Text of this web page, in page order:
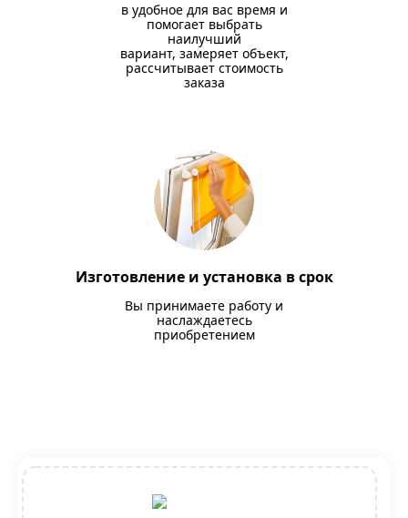
в удобное для вас время и
помогает выбрать
наилучший
вариант, замеряет объект,
рассчитывает стоимость
заказа
Изготовление и установка в срок
Вы принимаете работу и
наслаждаетесь
приобретением